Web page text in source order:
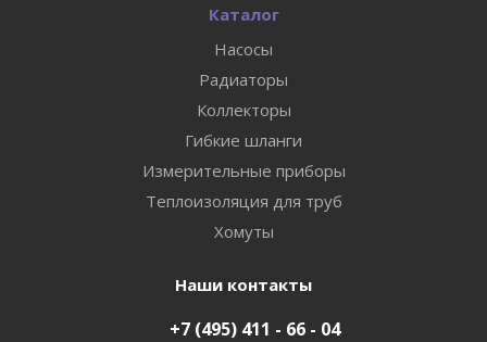
Каталог
Насосы
Радиаторы
Коллекторы
Гибкие шланги
Измерительные приборы
Теплоизоляция для труб
Хомуты
Наши контакты
+7 (495) 411 - 66 - 04